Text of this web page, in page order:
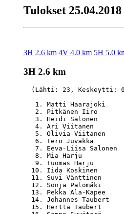
Tulokset 25.04.2018
3H 2.6 km 4V 4.0 km 5H 5.0
3H 2.6 km
(Lähti: 23, Keskeytti:
1. Matti Haarajoki
2. Pitkänen Iiro
3. Heidi Salonen
4. Ari Viitanen
5. Olivia Viitanen
6. Tero Juvakka
7. Eeva-Liisa Salonen
8. Mia Harju
9. Tuomas Harju
10. Iida Koskinen
11. Suvi Vänttinen
12. Sonja Palomäki
13. Pekka Ala-Kapee
14. Johannes Taubert
15. Hertta Taubert